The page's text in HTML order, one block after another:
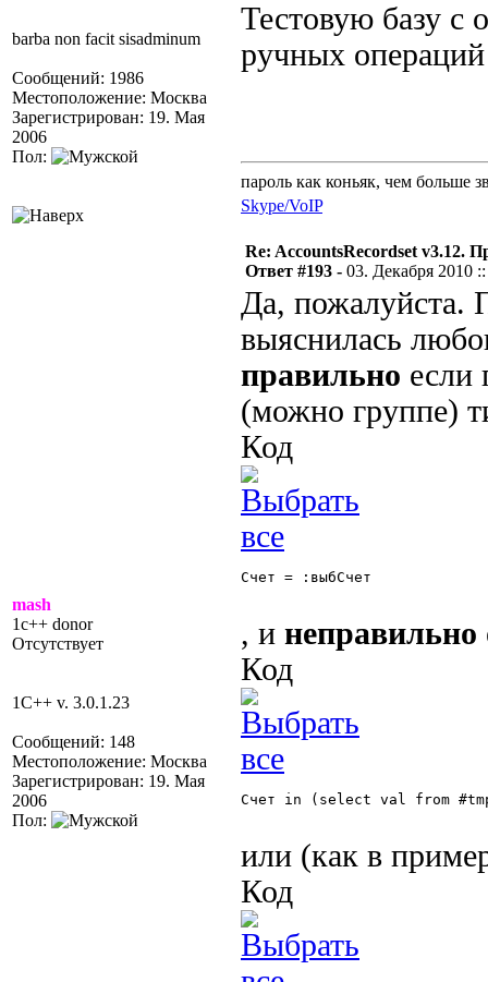
barba non facit sisadminum
Сообщений: 1986
Местоположение: Москва
Зарегистрирован: 19. Мая
2006
Пол:
Тестовую базу с
ручных
пароль как коньяк, чем больше
Skype/VoIP
mash
1c++ donor
Отсутствует
1C++ v. 3.0.1.23
Сообщений: 148
Местоположение: Москва
Зарегистрирован: 19. Мая
2006
Пол:
Re: AccountsRecordset v3.12.
Ответ #193 - 03. Декабря 2010
Да, пожалуйста.
выяснилась
правильно если
(можно группе)
Код
Счет = :выбСчет
, и неправильно
Код
Счет in (select val from
или (как в
Код